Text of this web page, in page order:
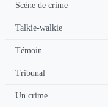
Scène de crime
Talkie-walkie
Témoin
Tribunal
Un crime